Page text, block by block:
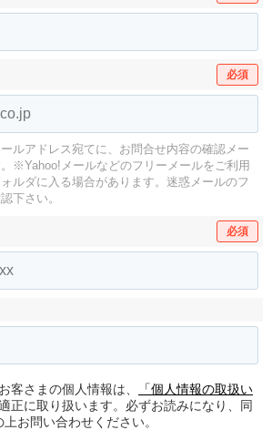
必須
ルアドレス宛てに、お問合せ内容の確認メー
※Yahoo!メールなどのフリーメールをご利用
ルダに入る場合があります。 迷惑メールのフ
下さい。
必須
客さまの個人情報は、
「個人情報の取扱い
正に取り扱います。必ずお読みになり、同
上お問い合わせください。